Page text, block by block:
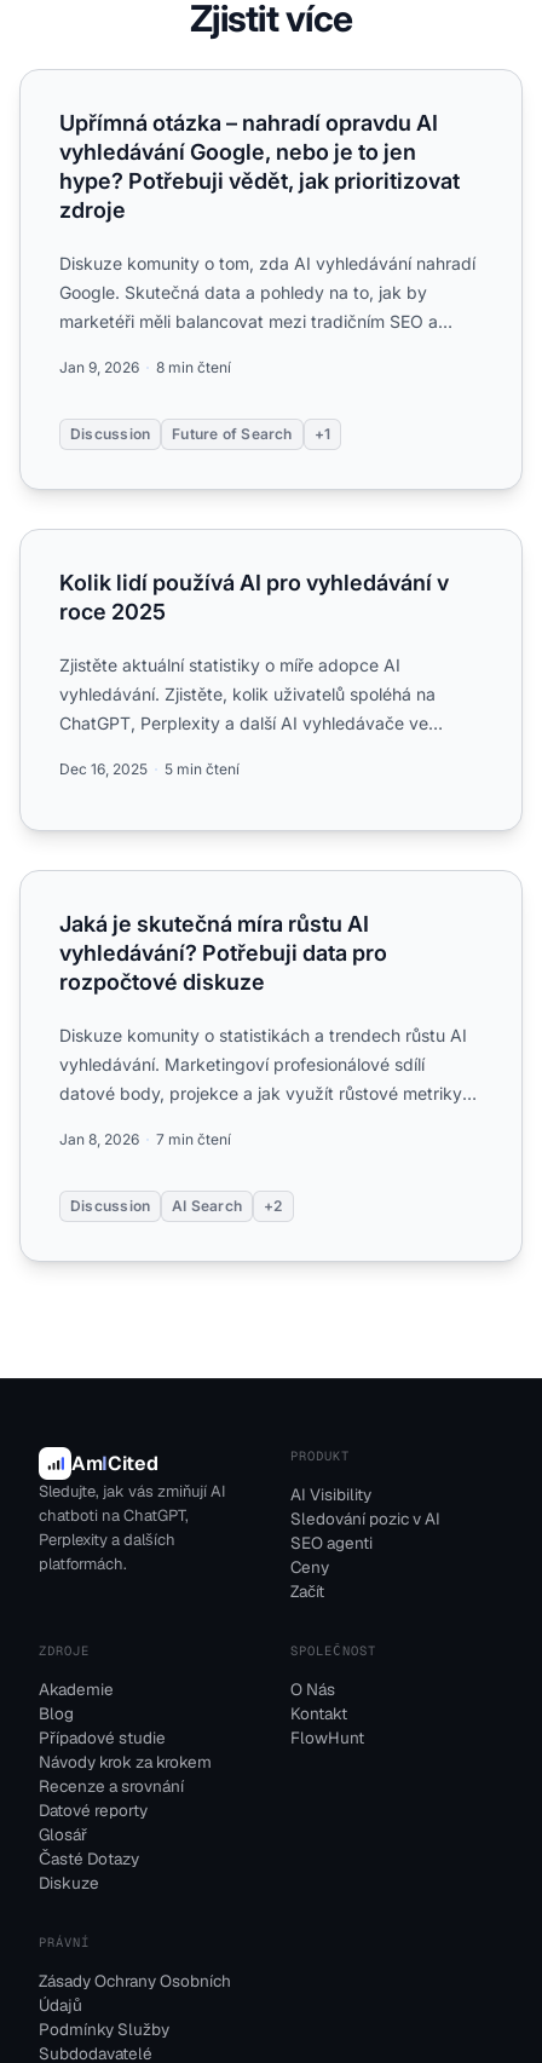
Zjistit více
Upřímná otázka – nahradí opravdu AI vyhledávání
Upřímná otázka – nahradí opravdu AI
vyhledávání Google, nebo je to jen
hype? Potřebuji vědět, jak prioritizovat
zdroje
Diskuze komunity o tom, zda AI vyhledávání nahradí
Google. Skutečná data a pohledy na to, jak by
marketéři měli balancovat mezi tradičním SEO a
Jan 9, 2026 8 min čtení
Discussion Future of Search +1
Kolik lidí používá AI pro vyhledávání v roce 2025
Kolik lidí používá AI pro vyhledávání v
roce 2025
Zjistěte aktuální statistiky o míře adopce AI
vyhledávání. Zjistěte, kolik uživatelů spoléhá na
ChatGPT, Perplexity a další AI vyhledávače ve
Dec 16, 2025 5 min čtení
Jaká je skutečná míra růstu AI vyhledávání? Potřebuji
Jaká je skutečná míra růstu AI
vyhledávání? Potřebuji data pro
rozpočtové diskuze
Diskuze komunity o statistikách a trendech růstu AI
vyhledávání. Marketingoví profesionálové sdílí
datové body, projekce a jak využít růstové metriky
Jan 8, 2026 7 min čtení
Discussion AI Search +2
AmICited
Sledujte, jak vás zmiňují AI
chatboti na ChatGPT,
Perplexity a dalších
platformách.
PRODUKT
AI Visibility
Sledování pozic v AI
SEO agenti
Ceny
Začít
ZDROJE
Akademie
Blog
Případové studie
Návody krok za krokem
Recenze a srovnání
Datové reporty
Glosář
Časté Dotazy
Diskuze
SPOLEČNOST
O Nás
Kontakt
FlowHunt
PRÁVNÍ
Zásady Ochrany Osobních
Údajů
Podmínky Služby
Subdodavatelé